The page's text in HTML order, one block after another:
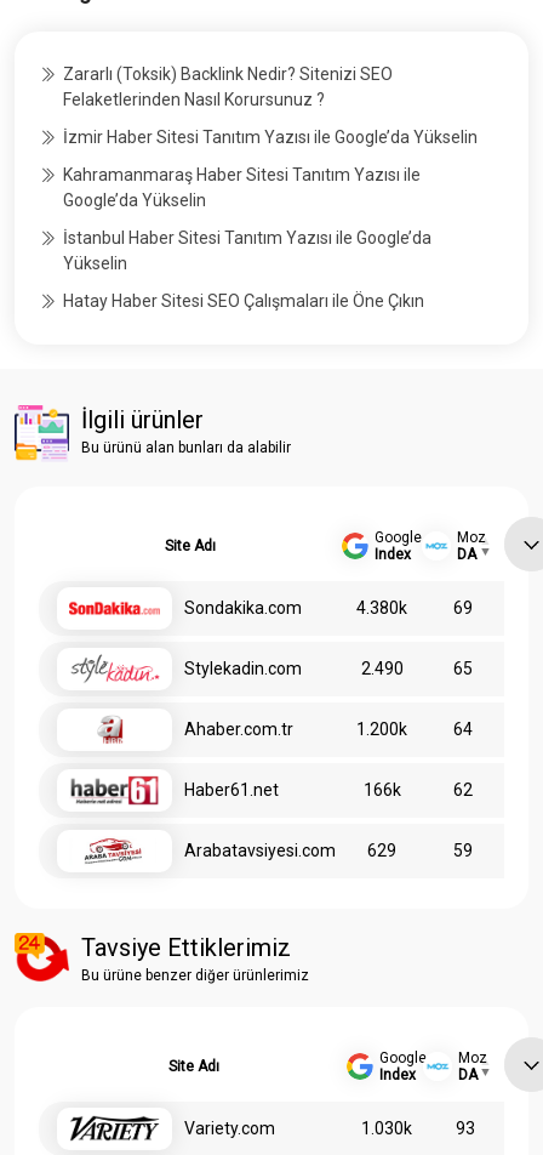
Zararlı (Toksik) Backlink Nedir? Sitenizi SEO
Felaketlerinden Nasıl Korursunuz ?
İzmir Haber Sitesi Tanıtım Yazısı ile Google’da Yükselin
Kahramanmaraş Haber Sitesi Tanıtım Yazısı ile
Google’da Yükselin
İstanbul Haber Sitesi Tanıtım Yazısı ile Google’da
Yükselin
Hatay Haber Sitesi SEO Çalışmaları ile Öne Çıkın
İlgili ürünler
Bu ürünü alan bunları da alabilir
Site Adı
Google
Index
Moz
DA
Sondakika.com 4.380k 69
Stylekadin.com 2.490 65
Ahaber.com.tr 1.200k 64
Haber61.net 166k 62
Arabatavsiyesi.com 629 59
Tavsiye Ettiklerimiz
Bu ürüne benzer diğer ürünlerimiz
Site Adı
Google
Index
Moz
DA
Variety.com 1.030k 93